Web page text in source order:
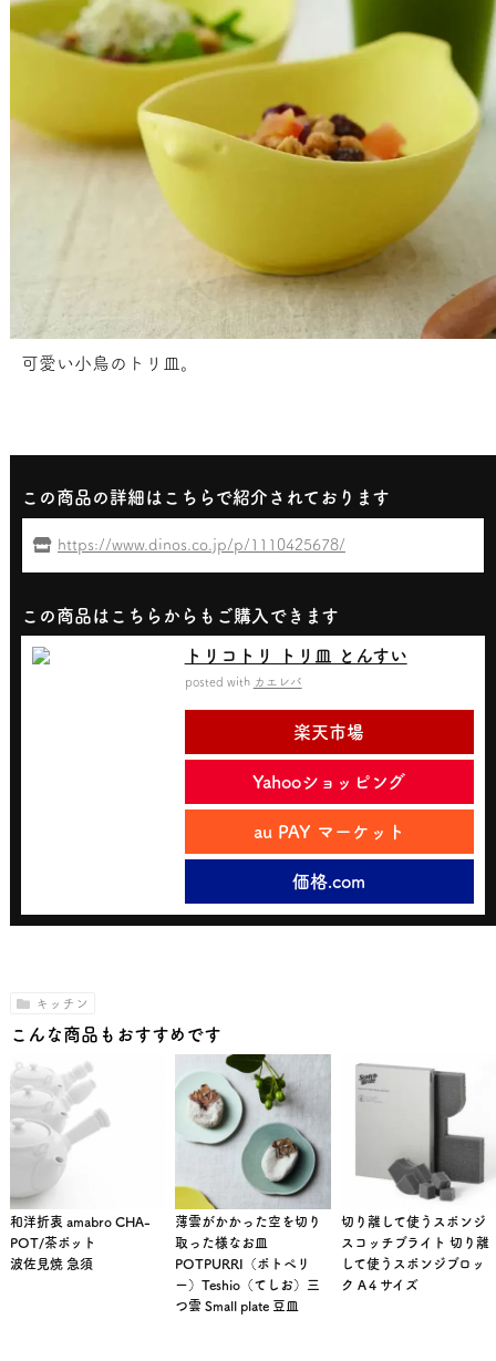
可愛い小鳥のトリ皿。
この商品の詳細はこちらで紹介されております
https://www.dinos.co.jp/p/1110425678/
この商品はこちらからもご購入できます
トリコトリ トリ皿 とんすい
posted with カエレバ
楽天市場
Yahooショッピング
au PAY マーケット
価格.com
キッチン
こんな商品もおすすめです
和洋折衷 amabro CHA-
POT/茶ポット
波佐見焼 急須
薄雲がかかった空を切り
取った様なお皿
POTPURRI（ポトペリ
ー）Teshio（てしお）三
つ雲 Small plate 豆皿
切り離して使うスポンジ
スコッチブライト 切り離
して使うスポンジブロッ
ク A４サイズ